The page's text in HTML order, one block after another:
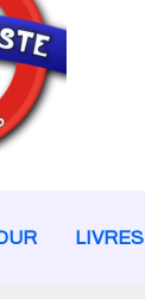
LIVRES